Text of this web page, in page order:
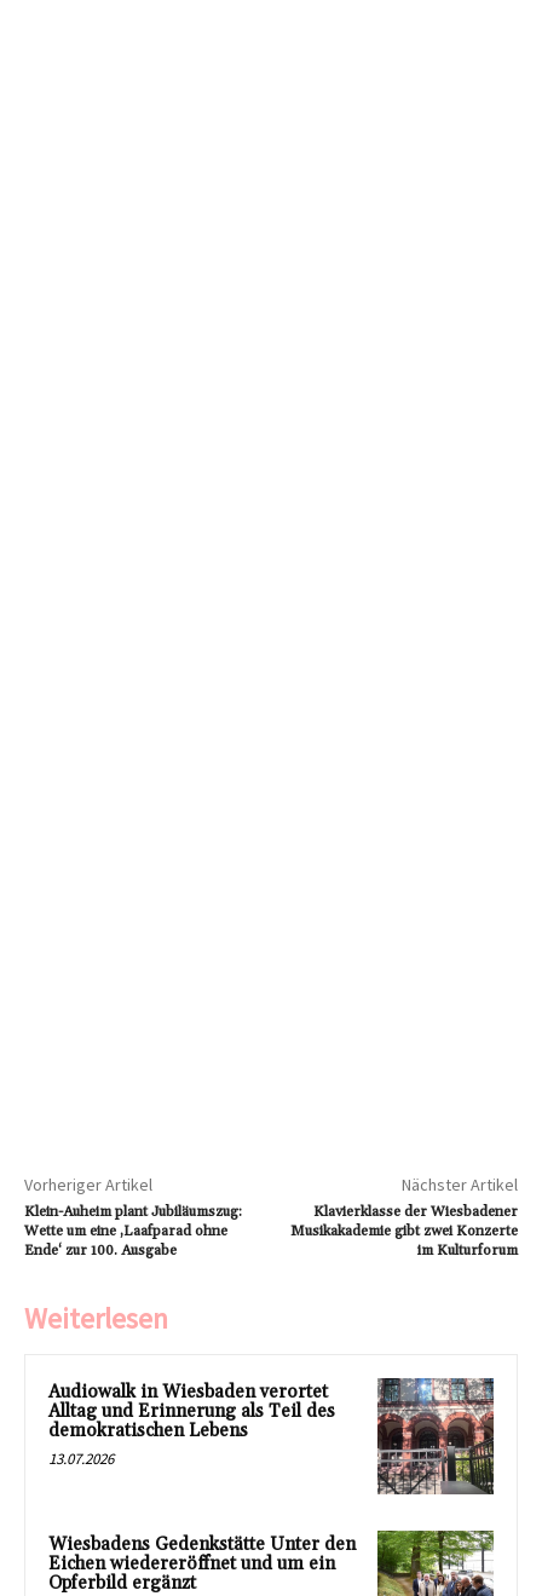
Vorheriger Artikel
Klein-Auheim plant Jubiläumszug:
Wette um eine ‚Laafparad ohne
Ende‘ zur 100. Ausgabe
Nächster Artikel
Klavierklasse der Wiesbadener
Musikakademie gibt zwei Konzerte
im Kulturforum
Weiterlesen
Audiowalk in Wiesbaden verortet
Alltag und Erinnerung als Teil des
demokratischen Lebens
13.07.2026
Wiesbadens Gedenkstätte Unter den
Eichen wiedereröffnet und um ein
Opferbild ergänzt